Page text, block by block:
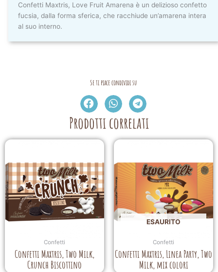
Confetti Maxtris, Love Fruit Amarena è un delizioso confetto
fucsia, dalla forma sferica, che racchiude un’amarena intera
al suo interno.
Se ti piace condividi su
Prodotti correlati
Confetti
Confetti Maxtris, Two Milk,
Crunch Biscottino
ESAURITO
Confetti
Confetti Maxtris, Linea Party, Two
Milk, mix colori